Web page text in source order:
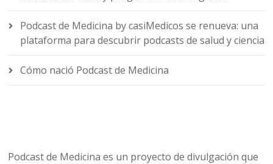
Podcast de Medicina by casiMedicos se renueva: una
plataforma para descubrir podcasts de salud y ciencia
Cómo nació Podcast de Medicina
Podcast de Medicina es un proyecto de divulgación que